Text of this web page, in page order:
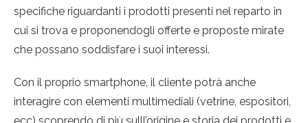
specifiche riguardanti i prodotti presenti nel reparto in
cui si trova e proponendogli offerte e proposte mirate
che possano soddisfare i suoi interessi.
Con il proprio smartphone, il cliente potrà anche
interagire con elementi multimediali (vetrine, espositori,